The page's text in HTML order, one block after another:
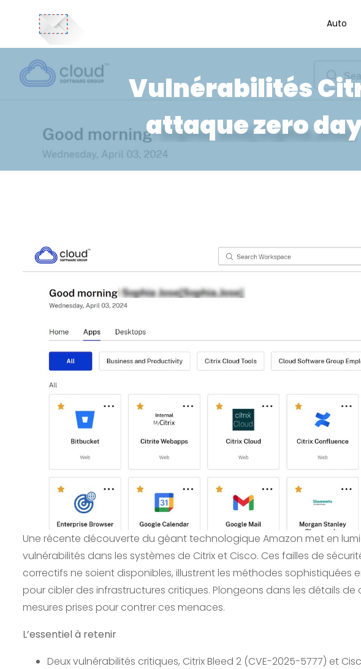
Auto
Vulnérabilités
attaque zero
Une récente découverte du géant technologique Amazon met en
vulnérabilités dans les systèmes de Citrix et Cisco. Ces failles de
correctifs ne soient disponibles, illustrent les méthodes sophistiquées
pour cibler des infrastructures critiques. Plongeons dans les détails
mesures prises pour contrer ces menaces.
L’essentiel à retenir
Deux vulnérabilités critiques, Citrix Bleed 2 (CVE-2025-5777) et